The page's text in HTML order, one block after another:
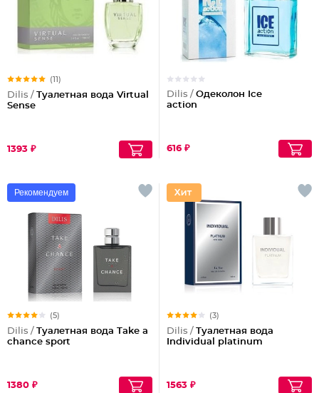
(11)
Dilis / Туалетная вода Virtual
Sense
1393 ₽
Dilis / Одеколон Ice
action
616 ₽
Рекомендуем
(5)
Dilis / Туалетная вода Take a
chance sport
1380 ₽
(3)
Dilis / Туалетная вода
Individual platinum
1563 ₽